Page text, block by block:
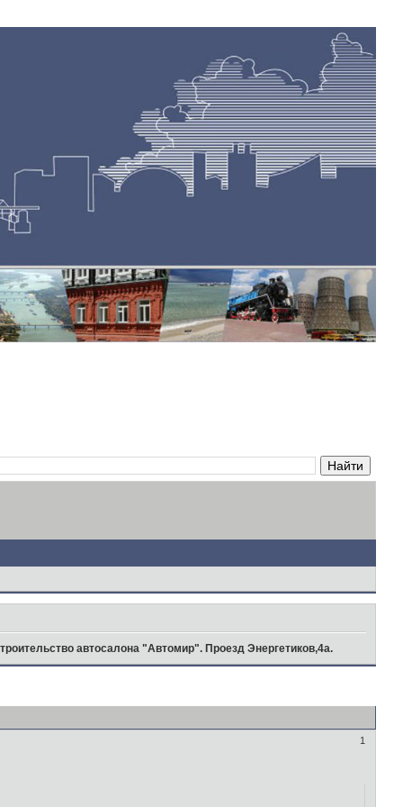
автосалона "Автомир". Проезд Энергетиков,4а.
1